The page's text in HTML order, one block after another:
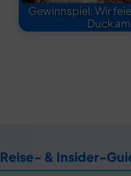
Gewinnspiel: Wir
Duck am
Reise- & Insider-